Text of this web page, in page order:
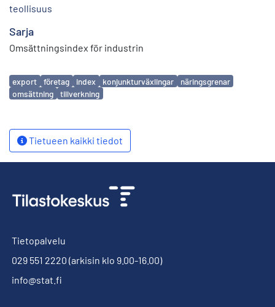
teollisuus
Sarja
Omsättningsindex för industrin
Avainsanat
export företag index konjunkturväxlingar
näringsgrenar
omsättning
tillverkning
Tietueen kaikki tiedot
Tietopalvelu
029 551 2220 (arkisin klo 9.00-16.00)
info@stat.fi